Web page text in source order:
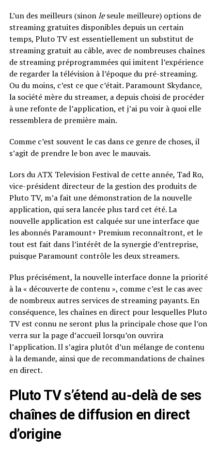
L’un des meilleurs (sinonleseule meilleure) options de
streaming gratuites disponibles depuis un certain
temps, Pluto TV est essentiellement un substitut de
streaming gratuit au câble, avec de nombreuses chaînes
de streaming préprogrammées qui imitent l’expérience
de regarder la télévision à l’époque du pré-streaming.
Ou du moins, c’est ce que c’était. Paramount Skydance,
la société mère du streamer, a depuis choisi de procéder
à une refonte de l’application, et j’ai pu voir à quoi elle
ressemblera de première main.
Comme c’est souvent le cas dans ce genre de choses, il
s’agit de prendre le bon avec le mauvais.
Lors du ATX Television Festival de cette année, Tad Ro,
vice-président directeur de la gestion des produits de
Pluto TV, m’a fait une démonstration de la nouvelle
application, qui sera lancée plus tard cet été. La
nouvelle application est calquée sur une interface que
les abonnés Paramount+ Premium reconnaîtront, et le
tout est fait dans l’intérêt de la synergie d’entreprise,
puisque Paramount contrôle les deux streamers.
Plus précisément, la nouvelle interface donne la priorité
à la « découverte de contenu », comme c’est le cas avec
de nombreux autres services de streaming payants. En
conséquence, les chaînes en direct pour lesquelles Pluto
TV est connu ne seront plus la principale chose que l’on
verra sur la page d’accueil lorsqu’on ouvrira
l’application. Il s’agira plutôt d’un mélange de contenu
à la demande, ainsi que de recommandations de chaînes
en direct.
Pluto TV s’étend au-delà de ses
chaînes de diffusion en direct
d’origine